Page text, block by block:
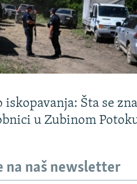
iskopavanja: Šta se zna
u Zubinom
na naš newsletter